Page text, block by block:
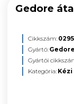
Gedore
Cikkszám:
Gyártó: Gedore
Gyártói
Kategória: